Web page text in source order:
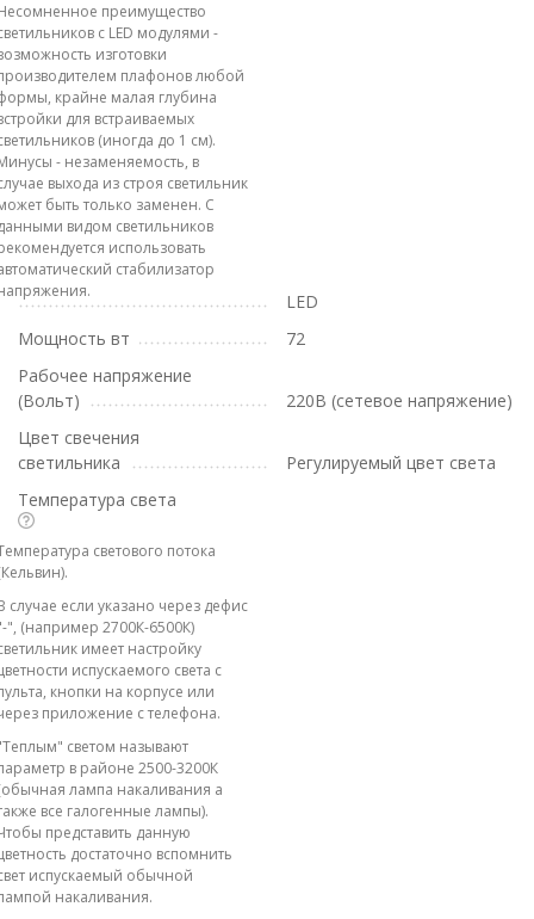
преимущество
с LED модулями -
изготовки
плафонов любой
крайне малая глубина
для встраиваемых
(иногда до 1 см).
- незаменяемость, в
выхода из строя светильник
быть только заменен. С
видом светильников
использовать
стабилизатор
LED
Мощность вт
72
Рабочее напряжение
(Вольт)
220В (сетевое напряжение)
Цвет свечения
светильника
Регулируемый цвет света
Температура света
светового потока
случае если указано через дефис
", (например 2700К-6500К)
имеет настройку
испускаемого света с
кнопки на корпусе или
приложение с телефона.
светом называют
в районе 2500-3200К
лампа накаливания а
все галогенные лампы).
представить данную
достаточно вспомнить
испускаемый обычной
накаливания.